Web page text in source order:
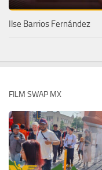
Ilse Barrios Fernández
FILM SWAP MX